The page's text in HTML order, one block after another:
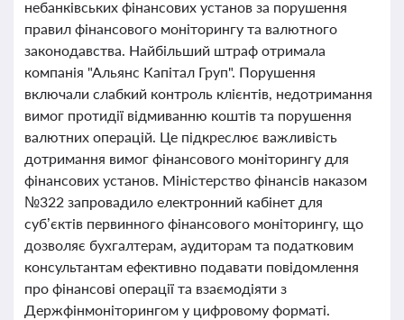
небанківських фінансових установ за порушення
правил фінансового моніторингу та валютного
законодавства. Найбільший штраф отримала
компанія "Альянс Капітал Груп". Порушення
включали слабкий контроль клієнтів, недотримання
вимог протидії відмиванню коштів та порушення
валютних операцій. Це підкреслює важливість
дотримання вимог фінансового моніторингу для
фінансових установ. Міністерство фінансів наказом
№322 запровадило електронний кабінет для
суб’єктів первинного фінансового моніторингу, що
дозволяє бухгалтерам, аудиторам та податковим
консультантам ефективно подавати повідомлення
про фінансові операції та взаємодіяти з
Держфінмоніторингом у цифровому форматі.